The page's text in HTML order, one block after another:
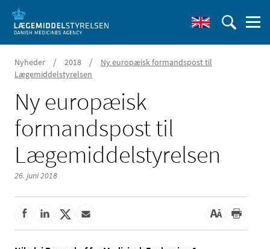
Nyheder / 2018 /
Ny europæisk formandspost til
Lægemiddelstyrelsen
Ny europæisk
formandspost til
Lægemiddelstyrelsen
26. juni 2018